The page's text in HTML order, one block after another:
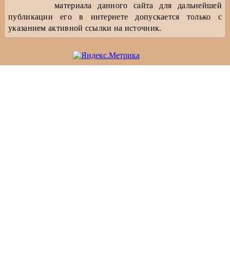
материала данного сайта для дальнейшей
публикации его в интернете допускается только с
указанием активной ссылки на источник.